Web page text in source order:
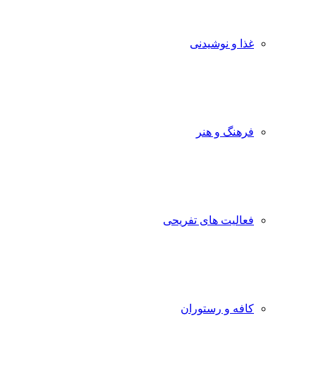
غذا و نوشیدنی
فرهنگ و هنر
فعالیت های تفریحی
کافه و رستوران